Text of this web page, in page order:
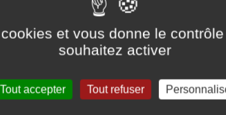
à caractère personnel:
sur les données que nous détenons sur
et vous donne le
souhaitez activer
Tout accepter Tout refuser